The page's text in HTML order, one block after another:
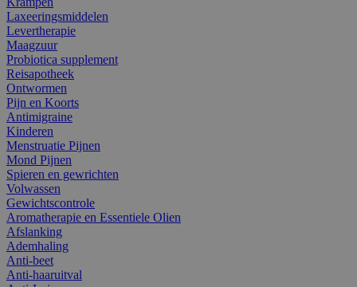
Laxeeringsmiddelen
Levertherapie
Maagzuur
Probiotica supplement
Reisapotheek
Ontwormen
Pijn en Koorts
Antimigraine
Kinderen
Menstruatie Pijnen
Mond Pijnen
Spieren en gewrichten
Volwassen
Gewichtscontrole
Aromatherapie en Essentiele Olien
Afslanking
Ademhaling
Anti-beet
Anti-haaruitval